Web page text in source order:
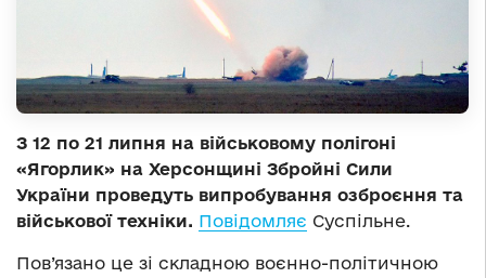
З 12 по 21 липня на військовому полігоні
«Ягорлик» на Херсонщині Збройні Сили
України проведуть випробування озброєння та
військової техніки. Повідомляє Суспільне.
Пов’язано це зі складною воєнно-політичною